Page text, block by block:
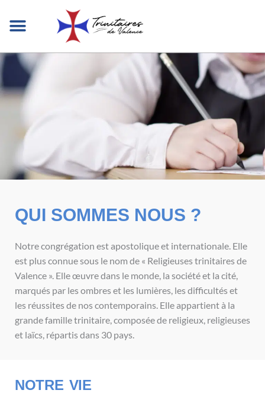
QUI SOMMES NOUS ?
Notre congrégation est apostolique et internationale. Elle
est plus connue sous le nom de « Religieuses trinitaires de
Valence ». Elle œuvre dans le monde, la société et la cité,
marqués par les ombres et les lumières, les difficultés et
les réussites de nos contemporains. Elle appartient à la
grande famille trinitaire, composée de religieux, religieuses
et laïcs, répartis dans 30 pays.
NOTRE VIE